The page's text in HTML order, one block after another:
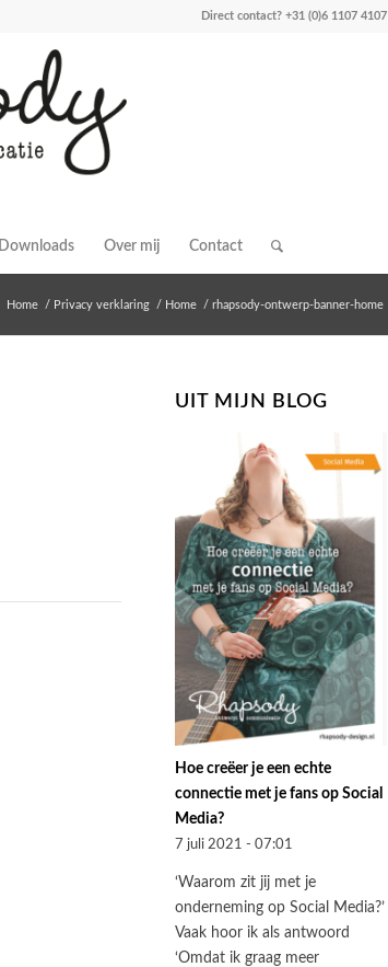
Direct contact? +31 (0)6 1107 4107
Downloads Over mij Contact
Home / Privacy verklaring / Home / rhapsody-ontwerp-banner-home
UIT MIJN BLOG
Hoe creëer je een echte
connectie met je fans op Social
Media?
7 juli 2021 - 07:01
‘Waarom zit jij met je
onderneming op Social Media?’
Vaak hoor ik als antwoord
‘Omdat ik graag meer